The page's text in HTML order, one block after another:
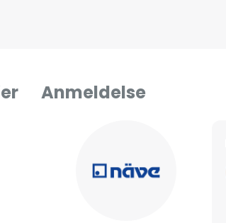
Anmeldelse